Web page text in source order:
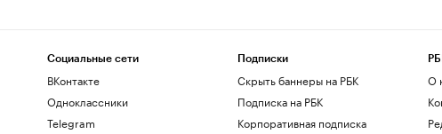
Социальные сети
ВКонтакте
Одноклассники
Telegram
Подписки
Скрыть баннеры на РБК
Подписка на РБК
Корпоративная подписка
О